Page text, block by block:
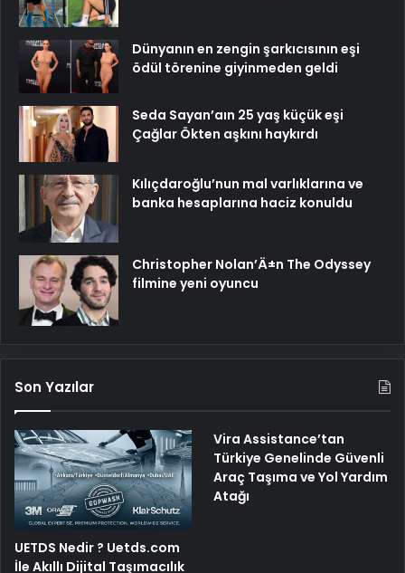
Dünyanın en zengin şarkıcısının eşi
ödül törenine giyinmeden geldi
Seda Sayan’aın 25 yaş küçük eşi
Çağlar Ökten aşkını haykırdı
Kılıçdaroğlu’nun mal varlıklarına ve
banka hesaplarına haciz konuldu
Christopher Nolan’Ä±n The Odyssey
filmine yeni oyuncu
Son Yazılar
UETDS Nedir ? Uetds.com
İle Akıllı Dijital Taşımacılık
Vira Assistance’tan
Türkiye Genelinde Güvenli
Araç Taşıma ve Yol Yardım
Atağı